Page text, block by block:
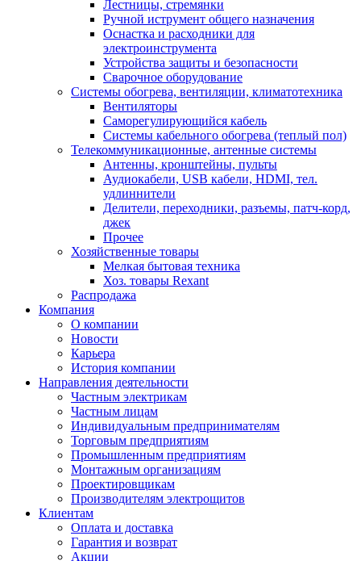
Лестницы, стремянки
Ручной иструмент общего назначения
Оснастка и расходники для
электроинструмента
Устройства защиты и безопасности
Сварочное оборудование
Системы обогрева, вентиляции, климатотехника
Вентиляторы
Саморегулирующийся кабель
Системы кабельного обогрева (теплый пол)
Телекоммуникационные, антенные системы
Антенны, кронштейны, пульты
Аудиокабели, USB кабели, HDMI, тел.
удлиннители
Делители, переходники, разъемы, патч-корд,
джек
Прочее
Хозяйственные товары
Мелкая бытовая техника
Хоз. товары Rexant
Распродажа
Компания
О компании
Новости
Карьера
История компании
Направления деятельности
Частным электрикам
Частным лицам
Индивидуальным предпринимателям
Торговым предприятиям
Промышленным предприятиям
Монтажным организациям
Проектировщикам
Производителям электрощитов
Клиентам
Оплата и доставка
Гарантия и возврат
Акции